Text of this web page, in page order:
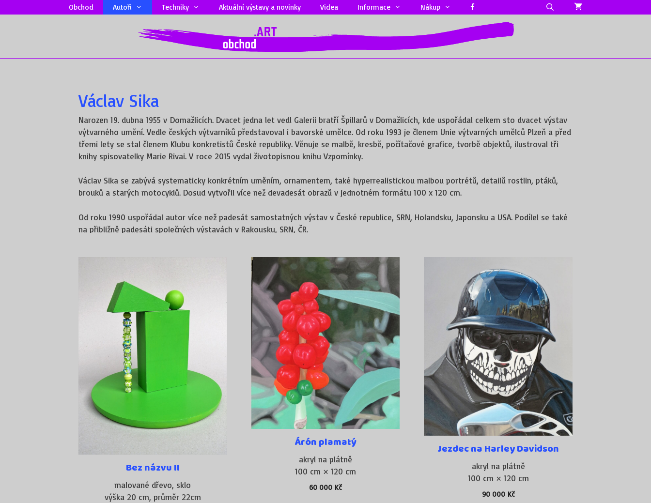
na
Obchod Autoři Techniky Aktuální výstavy a novinky Videa Informace Nákup
Václav Sika
Narozen 19. dubna 1955 v Domažlicích. Dvacet jedna let vedl Galerii bratří Špillarů v Domažlicích, kde uspořádal celkem sto dvacet výstav
výtvarného umění. Vedle českých výtvarníků představoval i bavorské umělce. Od roku 1993 je členem Unie výtvarných umělců Plzeň a před
třemi lety se stal členem Klubu konkretistů České republiky. Věnuje se malbě, kresbě, počítačové grafice, tvorbě objektů, ilustroval tři
knihy spisovatelky Marie Rivai. V roce 2015 vydal životopisnou knihu Vzpomínky.
Václav Sika se zabývá systematicky konkrétním uměním, ornamentem, také hyperrealistickou malbou portrétů, detailů rostlin, ptáků,
brouků a starých motocyklů. Dosud vytvořil více než devadesát obrazů v jednotném formátu 100 x 120 cm.
Od roku 1990 uspořádal autor více než padesát samostatných výstav v České republice, SRN, Holandsku, Japonsku a USA. Podílel se také
na přibližně padesáti společných výstavách v Rakousku, SRN, ČR.
Zastoupení ve sbírkách:
Západočeské galerie v Plzni, Moravské galerie v Brně, Galerie umění Karlovy Vary, Artotéky města Plzně, Galerie Klatovy/Klenová, Galerie
výtvarných umění Hodonín, Městské galerie Vodňany, Galerie bratří Špillarů v Domažlicích, Centra umění Kvilda, Ministerstva zahraničí ČR
– jeho obrazy jsou umístěny v prostorách velvyslanectví ČR v Rumunsku, Tokiu v Japonsku a soukromých sbírkách převážně v ČR a SRN.
Zasedací síň Českého rybářského svazu v Plzni s Ing. arch. Hyskovou, Kancelář zástupce starosty – radnice v Domažlicích a Kancelář firmy
EKOOL, Kout na Šumavě, s Ing. arch. V. Vojtovou. Společenská síň Domova pro seniory v Domažlicích – aradecor.
V roce 2008 získal stipendium v Künstelrhaus Schwandorf
Bez názvu II
malované dřevo, sklo
výška 20 cm, průměr 22cm
Árón plamatý
akryl na plátně
100 cm × 120 cm
60 000 Kč
Jezdec na Harley Davidson
akryl na plátně
100 cm × 120 cm
90 000 Kč